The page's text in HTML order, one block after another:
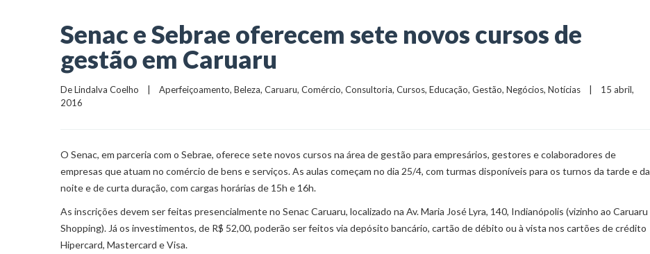
Senac e Sebrae oferecem sete novos cursos de
gestão em Caruaru
De Lindalva Coelho Aperfeiçoamento, Beleza, Caruaru, Comércio, Consultoria, Cursos, Educação, Gestão, Negócios, Notícias
    |    15 abril,
2016
O Senac, em parceria com o Sebrae, oferece sete novos cursos na área de gestão para empresários, gestores e colaboradores de
empresas que atuam no comércio de bens e serviços. As aulas começam no dia 25/4, com turmas disponíveis para os turnos da tarde e da
noite e de curta duração, com cargas horárias de 15h e 16h.
As inscrições devem ser feitas presencialmente no Senac Caruaru, localizado na Av. Maria José Lyra, 140, Indianópolis (vizinho ao Caruaru
Shopping). Já os investimentos, de R$ 52,00, poderão ser feitos via depósito bancário, cartão de débito ou à vista nos cartões de crédito
Hipercard, Mastercard e Visa.